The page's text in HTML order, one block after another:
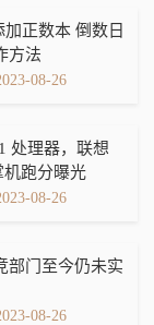
加正数本 倒数日
方法
08-26
处理器，联想
机跑分曝光
08-26
部门至今仍未实
08-26